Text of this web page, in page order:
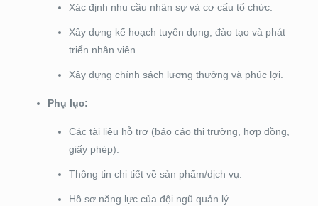
Xác định nhu cầu nhân sự và cơ cấu tổ chức.
Xây dựng kế hoạch tuyển dụng, đào tạo và phát
triển nhân viên.
Xây dựng chính sách lương thưởng và phúc lợi.
Phụ lục:
Các tài liệu hỗ trợ (báo cáo thị trường, hợp đồng,
giấy phép).
Thông tin chi tiết về sản phẩm/dịch vụ.
Hồ sơ năng lực của đội ngũ quản lý.